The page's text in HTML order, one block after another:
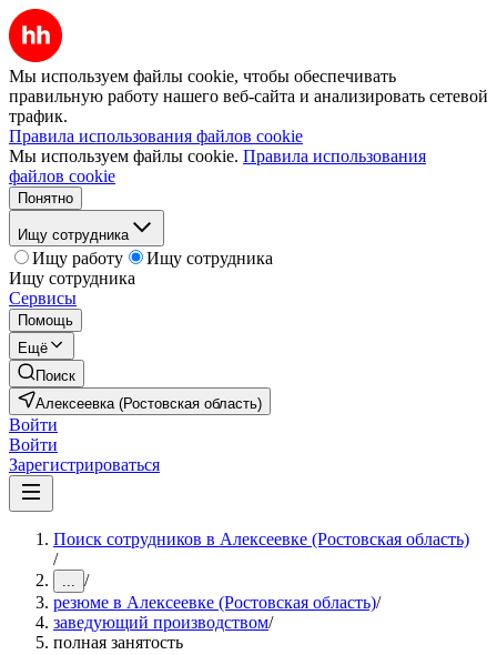
Мы используем файлы cookie, чтобы обеспечивать
правильную работу нашего веб-сайта и анализировать сетевой
трафик.
Правила использования файлов cookie
Мы используем файлы cookie. Правила использования
файлов cookie
Понятно
Ищу сотрудника
Ищу работу
Ищу сотрудника
Ищу сотрудника
Сервисы
Помощь
Ещё
Поиск
Алексеевка (Ростовская область)
Войти
Войти
Зарегистрироваться
Поиск сотрудников в Алексеевке (Ростовская область)
/
... /
резюме в Алексеевке (Ростовская область)/
заведующий производством/
полная занятость